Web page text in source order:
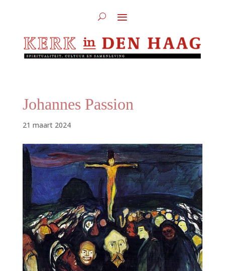
Johannes Passion
21 maart 2024